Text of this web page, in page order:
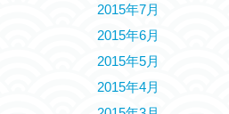
2015年7月
2015年6月
2015年5月
2015年4月